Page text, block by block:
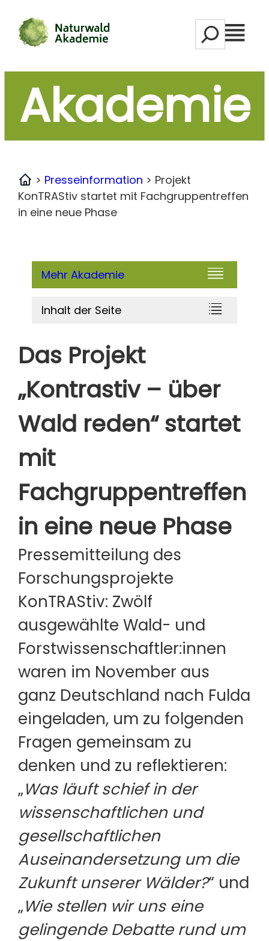
Inhalt
springen
r
c
n
Akademie
Home
> Presseinformation > Projekt
KonTRAStiv startet mit Fachgruppentreffen
in eine neue Phase
Mehr Akademie
Inhalt der Seite
Das Projekt
„Kontrastiv – über
Wald reden“ startet
mit
Fachgruppentreffen
in eine neue Phase
Pressemitteilung des
Forschungsprojekte
KonTRAStiv: Zwölf
ausgewählte Wald- und
Forstwissenschaftler:innen
waren im November aus
ganz Deutschland nach Fulda
eingeladen, um zu folgenden
Fragen gemeinsam zu
denken und zu reflektieren:
„Was läuft schief in der
wissenschaftlichen und
gesellschaftlichen
Auseinandersetzung um die
Zukunft unserer Wälder?“ und
„Wie stellen wir uns eine
gelingende Debatte rund um